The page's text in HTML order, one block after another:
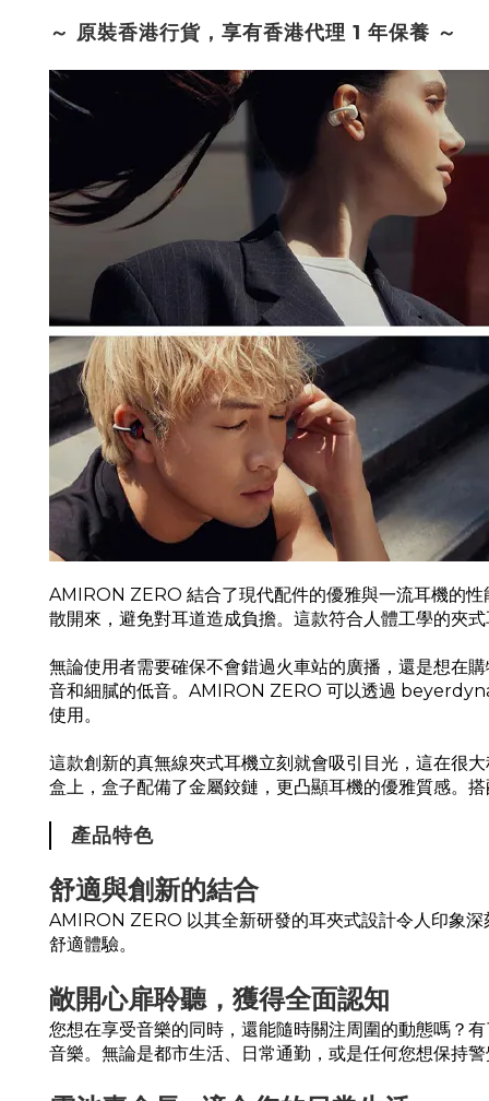
～ 原裝香港行貨，享有香港代理 1 年保養 ～
AMIRON ZERO 結合了現代配件的優雅與一流耳機的
散開來，避免對耳道造成負擔。這款符合人體工學的夾
無論使用者需要確保不會錯過火車站的廣播，還是想在
音和細膩的低音。AMIRON ZERO 可以透過
使用。
這款創新的真無線夾式耳機立刻就會吸引目光，這在很
盒上，盒子配備了金屬鉸鏈，更凸顯耳機的優雅質感。
產品特色
舒適與創新的結合
AMIRON ZERO 以其全新研發的耳夾式設計令人印象
舒適體驗。
敞開心扉聆聽，獲得全面認知
您想在享受音樂的同時，還能隨時關注周圍的動態嗎？
音樂。無論是都市生活、日常通勤，或是任何您想保持